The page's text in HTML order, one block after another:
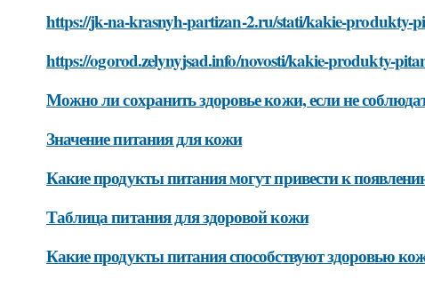
https://jk-na-krasnyh-partizan-2.ru/stati/kakie-produkty-
https://ogorod.zelynyjsad.info/novosti/kakie-produkty-
Можно ли сохранить здоровье кожи, если не
Значение питания для кожи
Какие продукты питания могут привести к
Таблица питания для здоровой кожи
Какие продукты питания способствуют здоровью